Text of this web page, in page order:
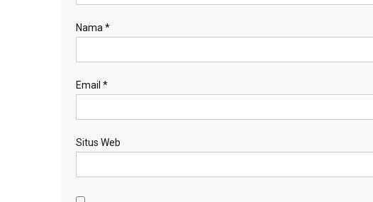
Nama *
Email *
Situs Web